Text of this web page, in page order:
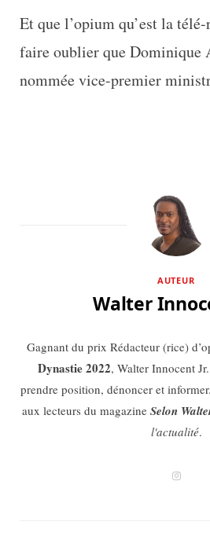
Et que l’opium qu’est la
faire oublier que Dominique
nommée vice-premier
AUTEUR
Walter
Gagnant du prix Rédacteur (rice)
Dynastie 2022, Walter Innocent
prendre position, dénoncer et
aux lecteurs du magazine Selon
l'actualité.
I